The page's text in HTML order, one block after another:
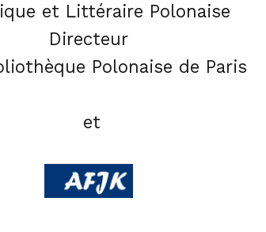
et Littéraire Polonaise
Directeur
Polonaise de Paris
et